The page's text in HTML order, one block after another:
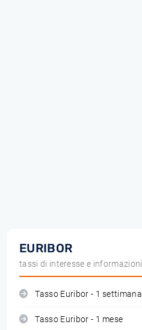
EURIBOR
tassi di interesse e informazioni
Tasso Euribor - 1 settimana
Tasso Euribor - 1 mese